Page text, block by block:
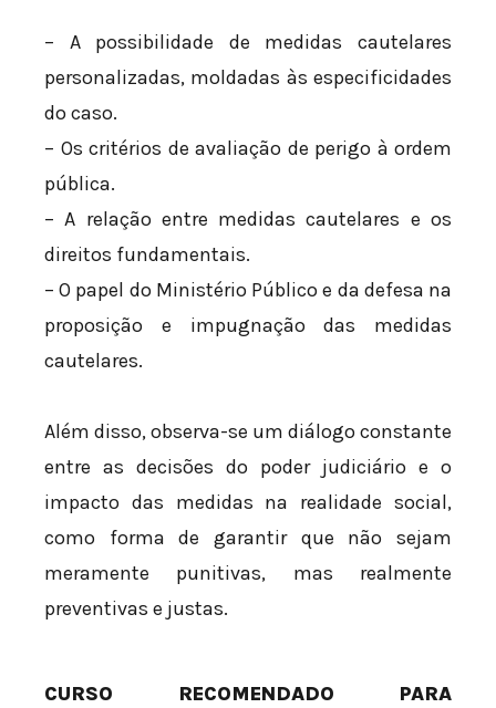
– A possibilidade de medidas cautelares
personalizadas, moldadas às especificidades
do caso.
– Os critérios de avaliação de perigo à ordem
pública.
– A relação entre medidas cautelares e os
direitos fundamentais.
– O papel do Ministério Público e da defesa na
proposição e impugnação das medidas
cautelares.
Além disso, observa-se um diálogo constante
entre as decisões do poder judiciário e o
impacto das medidas na realidade social,
como forma de garantir que não sejam
meramente punitivas, mas realmente
preventivas e justas.
CURSO RECOMENDADO PARA